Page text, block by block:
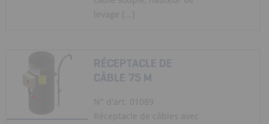
levage [...]
RÉCEPTACLE DE
CÂBLE 75 M
N° d'art. 01089
Réceptacle de câbles avec